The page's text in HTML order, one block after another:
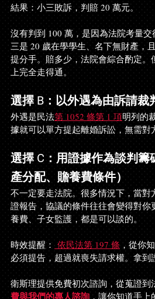
結果：小三敗訴，判賠 20 萬元。
沒有判到 100 萬，是因為法院考量
三是 20 歲在學學生、名下無財產，
提分手。賠多少，法院會綜合酌定
上完全走得通。
選擇 B：以外遇為由訴請裁
外遇是民法第 1052 條第 1 項明列的
據就可以單方提起離婚訴訟，無需對
選擇 C：用證據作為談判籌
產分配、贍養費條件）
不一定要走法院。很多情況下，當
證報告，協議的條件往往會變得對
養費、子女監護，都是可以談的。
時效提醒： 依民法第 197 條 ，從你
必須提告，超過就喪失請求權。拿到
衛斯理提供免費初次諮詢，從蒐證到
費與我們的專人諮詢 ，讓你知道手上